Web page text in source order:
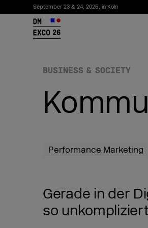
September 23 & 24, 2026, in Köln
26
BUSINESS & SOCIETY
Performance Marketing
Gerade in der
so